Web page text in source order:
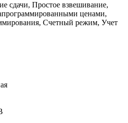
сдачи, Простое взвешивание,
ценами,
Счетный режим, Учет